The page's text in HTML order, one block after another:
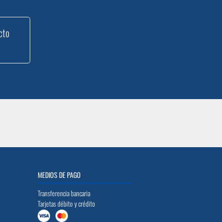
MEDIOS DE PAGO
Transferencia bancaria
Tarjetas débito y crédito